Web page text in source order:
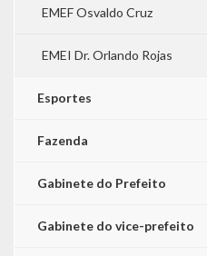
EMEF Osvaldo Cruz
EMEI Dr. Orlando Rojas
Esportes
Fazenda
Gabinete do Prefeito
Gabinete do vice-prefeito